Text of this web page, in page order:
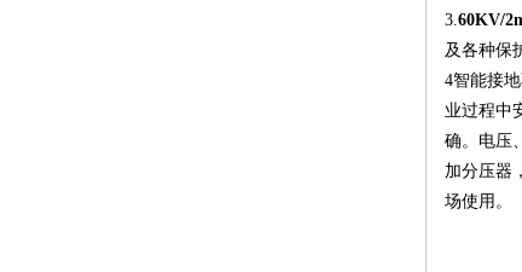
3.60KV/
及各种保
4智能接
业过程中
确。电压
加分压器
场使用。